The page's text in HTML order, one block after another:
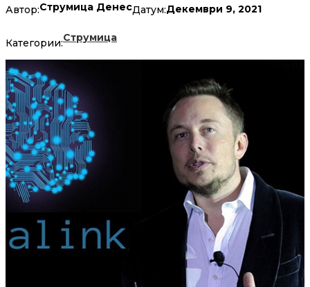
Автор:Струмица ДенесДатум:Декември 9, 2021
Категории:Струмица